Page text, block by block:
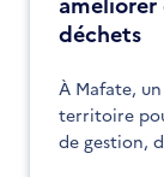
déchets
À Mafate,
territoire
de gestion,